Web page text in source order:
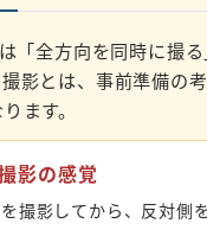
「全方向を同時に撮
影とは、事前準備の
ます。
影の感覚
撮影してから、反対側